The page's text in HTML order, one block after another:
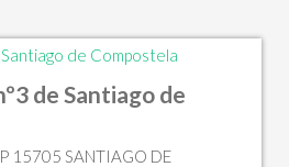
de Santiago de
15705 SANTIAGO DE